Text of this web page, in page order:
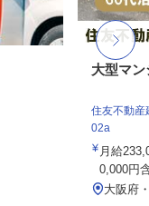
大型マ
住友不動産
02a
月給
0,000円
大阪府